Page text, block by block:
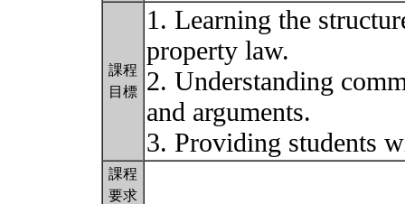
課程
目標
1. Learning the
property law.
2. Understanding
and arguments.
3. Providing students
課程
要求